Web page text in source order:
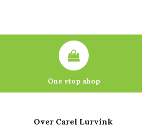
One stop shop
Over Carel Lurvink